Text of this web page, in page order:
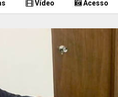
Vídeo Acesso